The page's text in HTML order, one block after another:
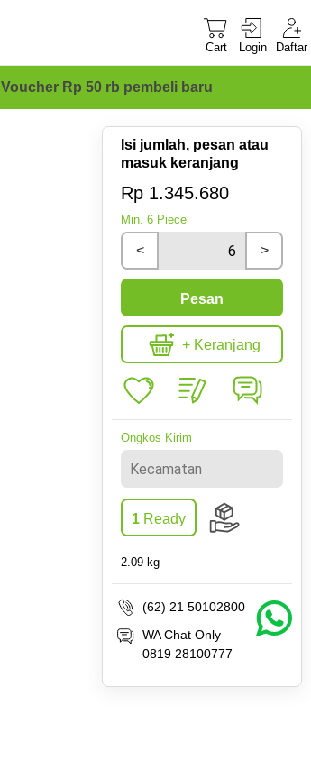
Cart Login Daftar
Voucher Rp 50 rb pembeli baru
Isi jumlah, pesan atau
masuk keranjang
Rp 1.345.680
Min. 6 Piece
< >
Pesan
+ Keranjang
Ongkos Kirim
1 Ready
2.09 kg
(62) 21 50102800
WA Chat Only
0819 28100777